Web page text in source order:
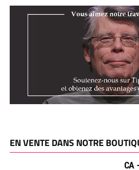
EN VENTE DANS NOTRE
CA